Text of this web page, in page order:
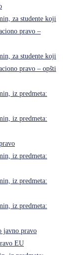
za studente koji
pravo –
za studente koji
pravo – opšti
iz predmeta:
iz predmeta:
iz predmeta:
iz predmeta:
iz predmeta:
javno pravo
EU